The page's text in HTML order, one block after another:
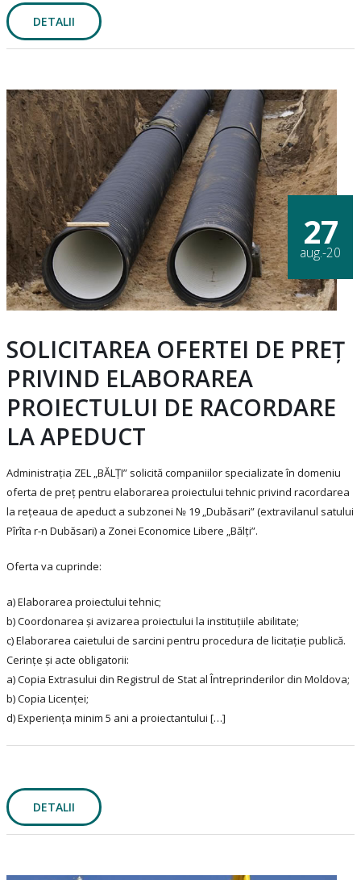
DETALII
27
aug.-20
SOLICITAREA OFERTEI DE PREȚ
PRIVIND ELABORAREA
PROIECTULUI DE RACORDARE
LA APEDUCT
Administrația ZEL „BĂLȚI” solicită companiilor specializate în domeniu
oferta de preț pentru elaborarea proiectului tehnic privind racordarea
la rețeaua de apeduct a subzonei № 19 „Dubăsari” (extravilanul satului
Pîrîta r-n Dubăsari) a Zonei Economice Libere „Bălți”.
Oferta va cuprinde:
a) Elaborarea proiectului tehnic;
b) Coordonarea și avizarea proiectului la instituțiile abilitate;
c) Elaborarea caietului de sarcini pentru procedura de licitație publică.
Cerințe și acte obligatorii:
a) Copia Extrasului din Registrul de Stat al Întreprinderilor din Moldova;
b) Copia Licenței;
d) Experiența minim 5 ani a proiectantului […]
DETALII